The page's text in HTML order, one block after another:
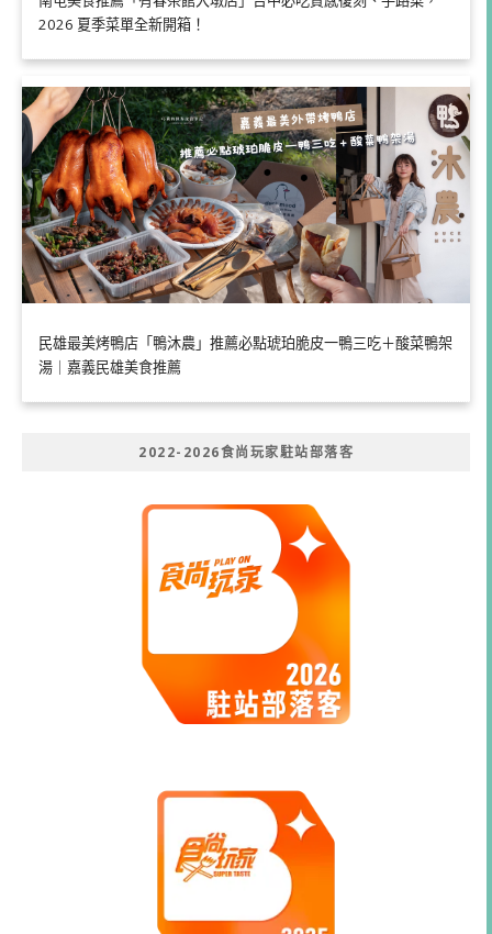
2026 夏季菜單全新開箱！
民雄最美烤鴨店「鴨沐農」推薦必點琥珀脆皮一鴨三吃＋酸菜鴨架
湯｜嘉義民雄美食推薦
2022-2026食尚玩家駐站部落客